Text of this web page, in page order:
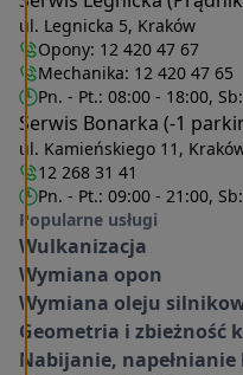
ul. Legnicka 5, Kraków
Opony: 12 420 47 67
Mechanika: 12 420 47 65
Pn. - Pt.: 08:00 - 18:00,
Serwis Bonarka (-1
ul. Kamieńskiego 11,
12 268 31 41
Pn. - Pt.: 09:00 - 21:00,
Popularne usługi
Wulkanizacja
Wymiana opon
Wymiana oleju
Geometria i zbieżność
Nabijanie,